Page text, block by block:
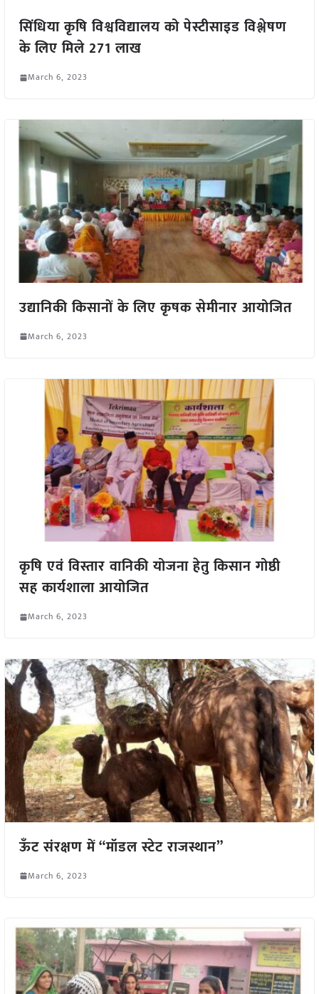
सिंधिया कृषि विश्वविद्यालय को पेस्टीसाइड विश्लेषण
के लिए मिले 271 लाख
March 6, 2023
उद्यानिकी किसानों के लिए कृषक सेमीनार आयोजित
March 6, 2023
कृषि एवं विस्तार वानिकी योजना हेतु किसान गोष्ठी
सह कार्यशाला आयोजित
March 6, 2023
ऊँट संरक्षण में “मॉडल स्टेट राजस्थान”
March 6, 2023